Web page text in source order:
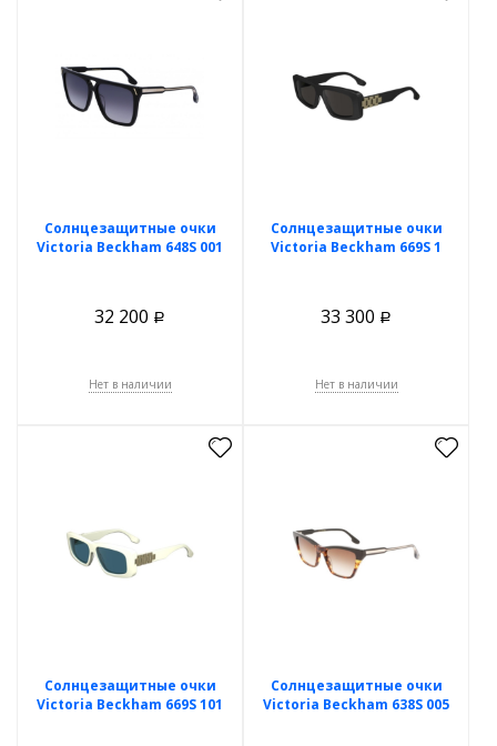
Солнцезащитные очки
Victoria Beckham 648S 001
32 200 Р
Нет в наличии
Солнцезащитные очки
Victoria Beckham 669S 1
33 300 Р
Нет в наличии
Солнцезащитные очки
Victoria Beckham 669S 101
Солнцезащитные очки
Victoria Beckham 638S 005